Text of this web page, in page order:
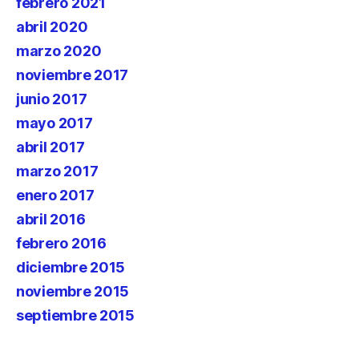
abril 2020
marzo 2020
noviembre 2017
junio 2017
mayo 2017
abril 2017
marzo 2017
enero 2017
abril 2016
febrero 2016
diciembre 2015
noviembre 2015
septiembre 2015